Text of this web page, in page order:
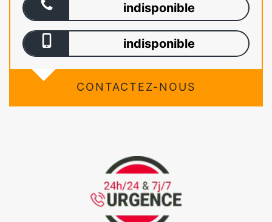
indisponible
indisponible
CONTACTEZ-NOUS